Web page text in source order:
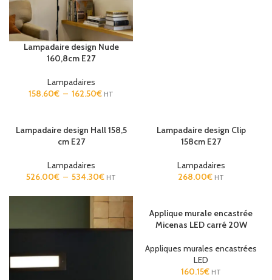
Lampadaire design Nude
160,8cm E27
Lampadaires
158.60€ – 162.50€ HT
Lampadaire design Hall 158,5
cm E27
Lampadaires
526.00€ – 534.30€ HT
Lampadaire design Clip
158cm E27
Lampadaires
268.00€ HT
Applique murale encastrée
Micenas LED carré 20W
Appliques murales encastrées
LED
160.15€ HT